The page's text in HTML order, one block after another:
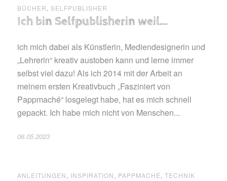
BÜCHER, SELFPUBLISHER
Ich bin Selfpublisherin weil…
ich mich dabei als Künstlerin, Mediendesignerin und
„Lehrerin“ kreativ austoben kann und lerne immer
selbst viel dazu! Als ich 2014 mit der Arbeit an
meinem ersten Kreativbuch „Fasziniert von
Pappmaché“ losgelegt habe, hat es mich schnell
gepackt. Ich habe mich nicht von Menschen...
06.05.2023
ANLEITUNGEN, INSPIRATION, PAPPMACHÉ, TECHNIK